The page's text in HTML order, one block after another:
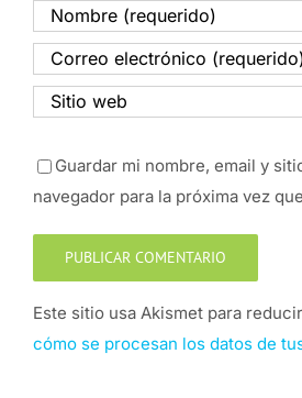
Guardar mi nombre, email y
navegador para la próxima vez
Este sitio usa Akismet para
cómo se procesan los datos de